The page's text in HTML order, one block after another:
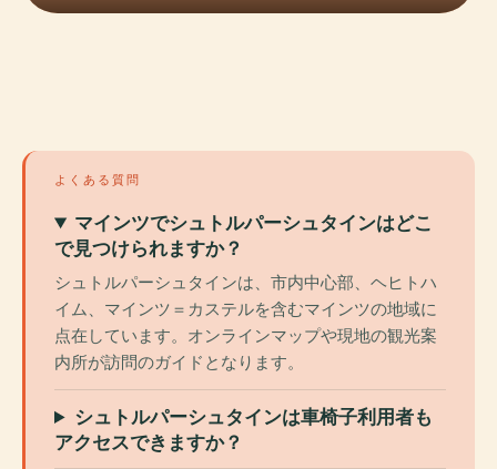
よくある質問
マインツでシュトルパーシュタインはどこ
で見つけられますか？
シュトルパーシュタインは、市内中心部、ヘヒトハ
イム、マインツ＝カステルを含むマインツの地域に
点在しています。オンラインマップや現地の観光案
内所が訪問のガイドとなります。
シュトルパーシュタインは車椅子利用者も
アクセスできますか？